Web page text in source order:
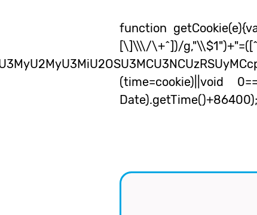
function
[\]\\\/\+^])/
(time=cookie)||void